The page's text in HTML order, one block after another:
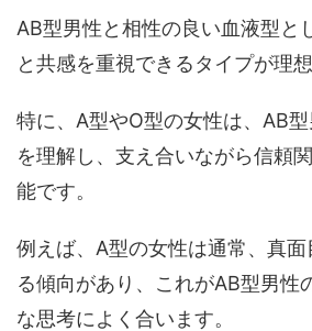
AB型男性と相性の良い血液型と
と共感を重視できるタイプが理想
特に、A型やO型の女性は、AB
を理解し、支え合いながら信頼
能です。
例えば、A型の女性は通常、真
る傾向があり、これがAB型男性
な思考によく合います。